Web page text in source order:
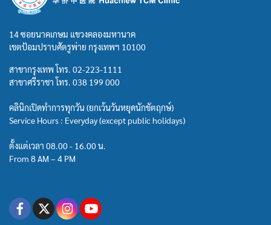
14 ซอยนาคเกษม แขวงคลองมหานาค
เขตป้อมปราบศัตรูพ่าย กรุงเทพฯ 10100
สาขากรุงเทพ โทร. 02-223-1111
สาขาศรีราชา โทร. 038 199 000
คลินิกเปิดทำการทุกวัน (ยกเว้นวันหยุดนักขัตฤกษ์)
Service Hours : Everyday (except public holidays)
ตั้งแต่เวลา 08.00 - 16.00 น.
From 8 AM – 4 PM